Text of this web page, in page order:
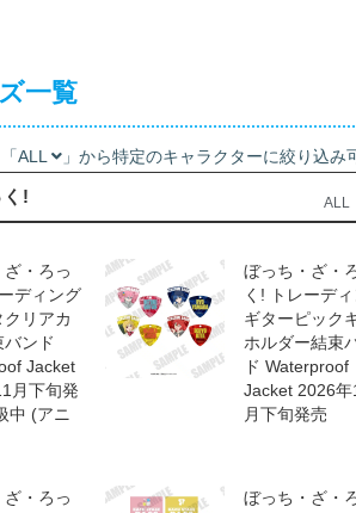
一覧
ALL 」から特定のキャラクターに絞り込み
! ALL
・ろっ
ディング
リアカ
バンド
Jacket
月下旬発
中 (アニ
ぼっち・ざ・
く! トレーデ
ギターピック
ホルダー結束
ド Waterproof
Jacket 2026年
月下旬発売
・ろっ
ぼっち・ざ・